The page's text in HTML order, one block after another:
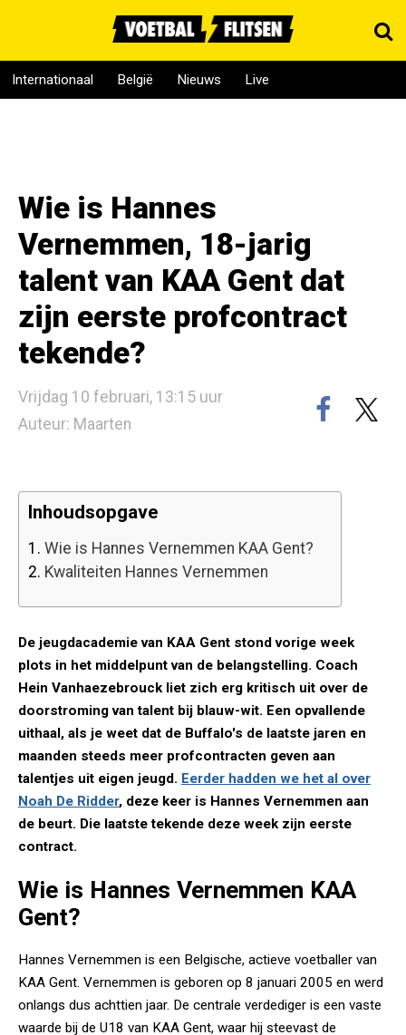
Internationaal België Nieuws Live
Wie is Hannes
Vernemmen, 18-jarig
talent van KAA Gent dat
zijn eerste profcontract
tekende?
Vrijdag 10 februari, 13:15 uur
Auteur: Maarten
Inhoudsopgave
1. Wie is Hannes Vernemmen KAA Gent?
2. Kwaliteiten Hannes Vernemmen
De jeugdacademie van KAA Gent stond vorige week
plots in het middelpunt van de belangstelling. Coach
Hein Vanhaezebrouck liet zich erg kritisch uit over de
doorstroming van talent bij blauw-wit. Een opvallende
uithaal, als je weet dat de Buffalo's de laatste jaren en
maanden steeds meer profcontracten geven aan
talentjes uit eigen jeugd. Eerder hadden we het al over
Noah De Ridder, deze keer is Hannes Vernemmen aan
de beurt. Die laatste tekende deze week zijn eerste
contract.
Wie is Hannes Vernemmen KAA
Gent?
Hannes Vernemmen is een Belgische, actieve voetballer van
KAA Gent. Vernemmen is geboren op 8 januari 2005 en werd
onlangs dus achttien jaar. De centrale verdediger is een vaste
waarde bij de U18 van KAA Gent, waar hij steevast de